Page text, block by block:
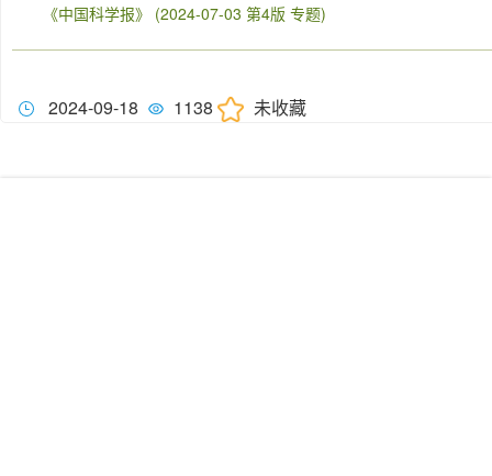
《中国科学报》 (2024-07-03 第4版 专题)
2024-09-18 1138 未收藏